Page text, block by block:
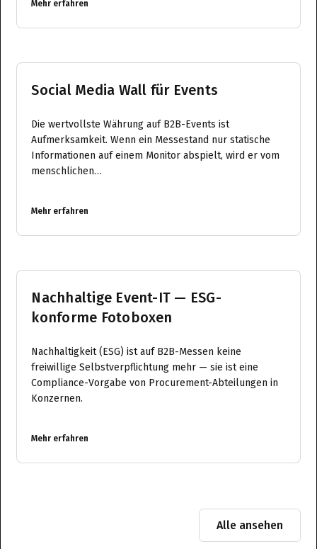
Mehr erfahren
Social Media Wall für Events
Die wertvollste Währung auf B2B-Events ist
Aufmerksamkeit. Wenn ein Messestand nur statische
Informationen auf einem Monitor abspielt, wird er vom
menschlichen…
Mehr erfahren
Nachhaltige Event-IT — ESG-
konforme Fotoboxen
Nachhaltigkeit (ESG) ist auf B2B-Messen keine
freiwillige Selbstverpflichtung mehr — sie ist eine
Compliance-Vorgabe von Procurement-Abteilungen in
Konzernen.
Mehr erfahren
Alle ansehen